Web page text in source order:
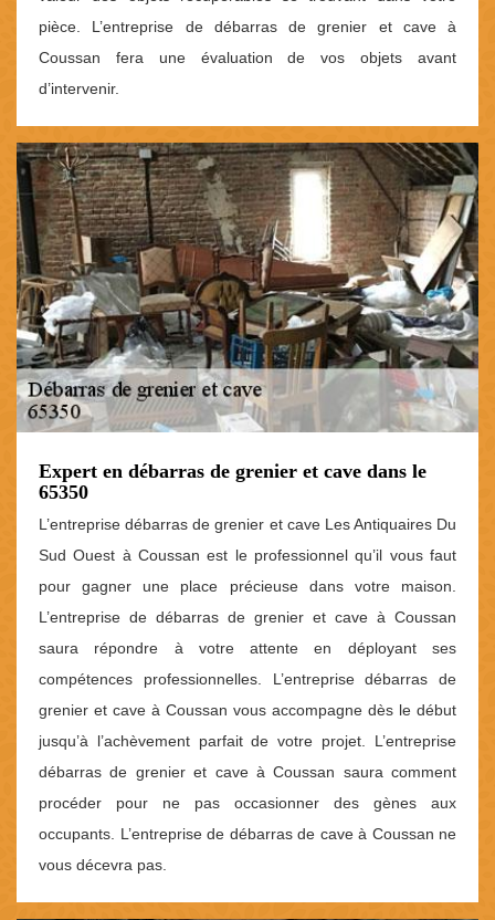
pièce. L’entreprise de débarras de grenier et cave à
Coussan fera une évaluation de vos objets avant
d’intervenir.
Expert en débarras de grenier et cave dans le
65350
L’entreprise débarras de grenier et cave Les Antiquaires Du
Sud Ouest à Coussan est le professionnel qu’il vous faut
pour gagner une place précieuse dans votre maison.
L’entreprise de débarras de grenier et cave à Coussan
saura répondre à votre attente en déployant ses
compétences professionnelles. L’entreprise débarras de
grenier et cave à Coussan vous accompagne dès le début
jusqu’à l’achèvement parfait de votre projet. L’entreprise
débarras de grenier et cave à Coussan saura comment
procéder pour ne pas occasionner des gènes aux
occupants. L’entreprise de débarras de cave à Coussan ne
vous décevra pas.